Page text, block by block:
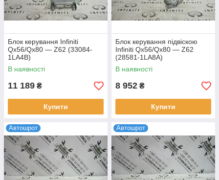
Блок керування Infiniti
Qx56/Qx80 — Z62 (33084-
1LA4B)
В наявності
11 189 ₴
Купити
Блок керування підвіскою
Infiniti Qx56/Qx80 — Z62
(28581-1LA8A)
В наявності
8 952 ₴
Купити
Автошрот Автошрот